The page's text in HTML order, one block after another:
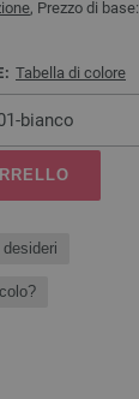
, Prezzo di base:
Tabella di colore
bianco